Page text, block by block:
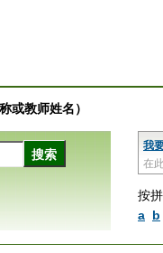
或教师姓名）
我
在
按
a b